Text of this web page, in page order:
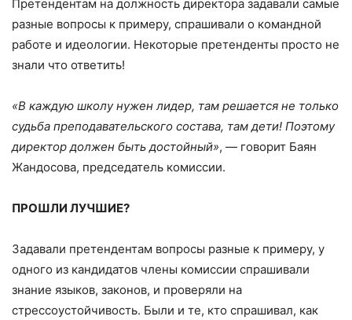
Претендентам на должность директора задавали самые
разные вопросы к примеру, спрашивали о командной
работе и идеологии. Некоторые претенденты просто не
знали что ответить!
«В каждую школу нужен лидер, там решается не только
судьба преподавательского состава, там дети! Поэтому
директор должен быть достойный», — говорит Баян
Жандосова, председатель комиссии.
ПРОШЛИ ЛУЧШИЕ?
Задавали претендентам вопросы разные к примеру, у
одного из кандидатов члены комиссии спрашивали
знание языков, законов, и проверяли на
стрессоустойчивость. Были и те, кто спрашивал, как